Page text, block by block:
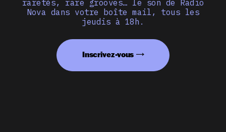
raretés, rare grooves… le son de Radio
Nova dans votre boîte mail, tous les
jeudis à 18h.
Inscrivez-vous